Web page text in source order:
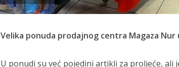
Velika ponuda prodajnog centra Magaza
U ponudi su već pojedini artikli za proljeće,